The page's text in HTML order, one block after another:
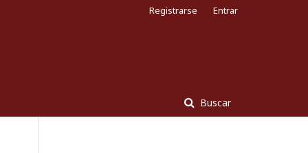
Buscar
Registrarse Entrar